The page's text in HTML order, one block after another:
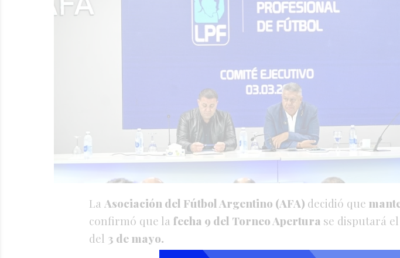
La Asociación del Fútbol Argentino (AFA) decidió que
confirmó que la fecha 9 del Torneo Apertura se disputará
del 3 de mayo.